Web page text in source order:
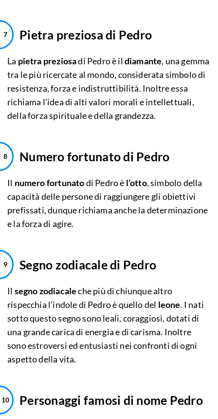
Pietra preziosa di Pedro
La pietra preziosadi Pedro è ildiamante, una gemma
tra le più ricercate al mondo, considerata simbolo di
resistenza, forza e indistruttibilità. Inoltre essa
richiama l’idea di alti valori morali e intellettuali,
della forza spirituale e della grandezza.
Numero fortunato di Pedro
Il numero fortunatodi Pedro è l’otto, simbolo della
capacità delle persone di raggiungere gli obiettivi
prefissati, dunque richiama anche la determinazione
e la forza di agire.
Segno zodiacale di Pedro
Il segno zodiacaleche più di chiunque altro
rispecchia l’indole di Pedro è quello del leone. I nati
sotto questo segno sono leali, coraggiosi, dotati di
una grande carica di energia e di carisma. Inoltre
sono estroversi ed entusiasti nei confronti di ogni
aspetto della vita.
Personaggi famosi di nome Pedro